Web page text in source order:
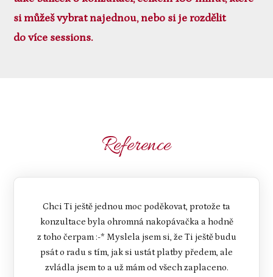
si můžeš vybrat najednou, nebo si je rozdělit
do více sessions.
Reference
Chci Ti ještě jednou moc poděkovat, protože ta
konzultace byla ohromná nakopávačka a hodně
z toho čerpam :-* Myslela jsem si, že Ti ještě budu
psát o radu s tím, jak si ustát platby předem, ale
zvládla jsem to a už mám od všech zaplaceno.